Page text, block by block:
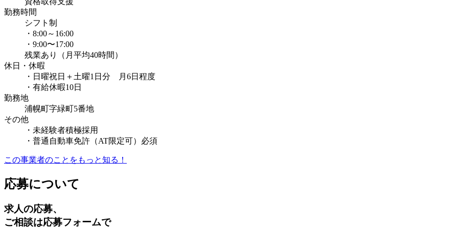
勤務時間
シフト制
・8:00～16:00
・9:00〜17:00
残業あり（月平均40時間）
休日・休暇
・日曜祝日＋土曜1日分 月6日程度
・有給休暇10日
勤務地
浦幌町字緑町5番地
その他
・未経験者積極採用
・普通自動車免許（AT限定可）必須
この事業者のことをもっと知る！
応募について
求人の応募、
ご相談は応募フォームで